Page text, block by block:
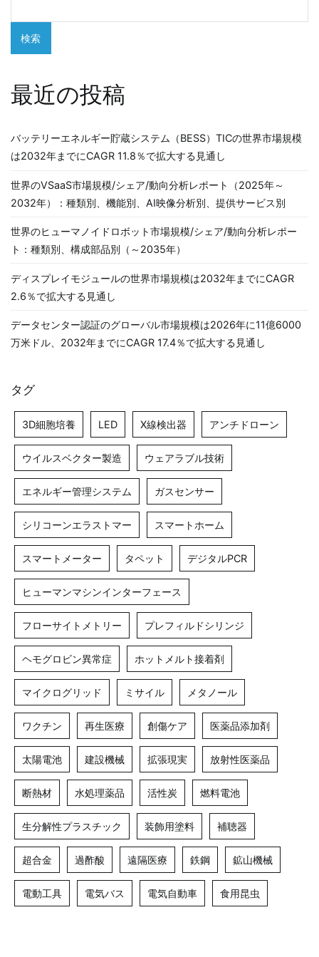
検索
最近の投稿
バッテリーエネルギー貯蔵システム（BESS）TICの世界市場規模
は2032年までにCAGR 11.8％で拡大する見通し
世界のVSaaS市場規模/シェア/動向分析レポート（2025年～
2032年）：種類別、機能別、AI映像分析別、提供サービス別
世界のヒューマノイドロボット市場規模/シェア/動向分析レポー
ト：種類別、構成部品別（～2035年）
ディスプレイモジュールの世界市場規模は2032年までにCAGR
2.6％で拡大する見通し
データセンター認証のグローバル市場規模は2026年に11億6000
万米ドル、2032年までにCAGR 17.4％で拡大する見通し
タグ
3D細胞培養 LED X線検出器 アンチドローン
ウイルスベクター製造 ウェアラブル技術
エネルギー管理システム ガスセンサー
シリコーンエラストマー スマートホーム
スマートメーター タペット デジタルPCR
ヒューマンマシンインターフェース
フローサイトメトリー プレフィルドシリンジ
ヘモグロビン異常症 ホットメルト接着剤
マイクログリッド ミサイル メタノール
ワクチン 再生医療 創傷ケア 医薬品添加剤
太陽電池 建設機械 拡張現実 放射性医薬品
断熱材 水処理薬品 活性炭 燃料電池
生分解性プラスチック 装飾用塗料 補聴器
超合金 過酢酸 遠隔医療 鉄鋼 鉱山機械
電動工具 電気バス 電気自動車 食用昆虫